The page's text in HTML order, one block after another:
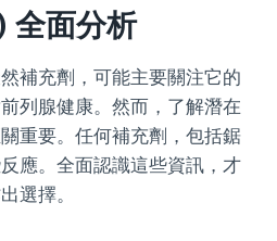
面分析
補充劑，可能主要關注它的
列腺健康。然而，了解潛在
重要。任何補充劑，包括鋸
應。全面認識這些資訊，才
選擇。